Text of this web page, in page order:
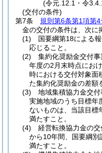
(令元.12.1・令
(交付の条件)
第7条
規則第6条第1項第4
金の交付の条件は、次に
(1)
国要綱第18による
応じること。
(2)
集約化奨励金交付
年度の2月末時点にお
時における交付対象面
た集約化奨励金の差額
(3)
地域集積協力金交
実施地域のうち目標年
ないものは、当該目標
満たすこと。
(4)
経営転換協力金の
から10年間、国要綱
満たすこと。